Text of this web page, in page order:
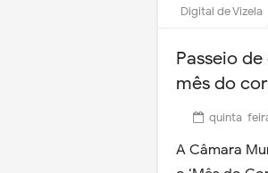
Digital de Vizela
Passeio
mês do
quinta-
A Câmara